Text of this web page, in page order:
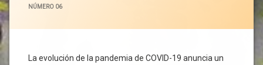
CATEGORÍAS:
NÚMERO 06
La evolución de la pandemia de COVID-19 anuncia un
CCOO
De
CEOE